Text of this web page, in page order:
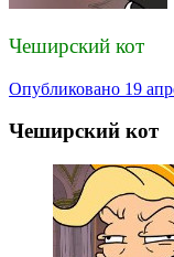
Чеширский кот
Опубликовано 19
Чеширский кот